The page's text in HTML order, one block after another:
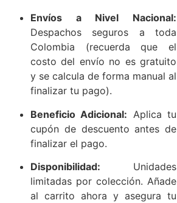
Envíos a Nivel Nacional:
Despachos seguros a toda
Colombia (recuerda que el
costo del envío no es gratuito
y se calcula de forma manual al
finalizar tu pago).
Beneficio Adicional: Aplica tu
cupón de descuento antes de
finalizar el pago.
Disponibilidad: Unidades
limitadas por colección. Añade
al carrito ahora y asegura tu